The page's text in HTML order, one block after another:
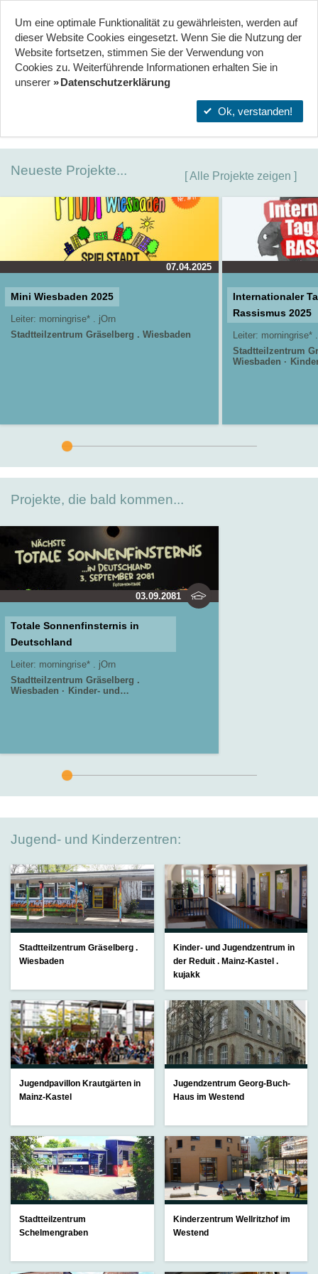
Start Projekte Orte
WILLKOMMEN BEI WIANDYOU.DE
Entdecke hier die vielfältigen, aktuellen Angebote der
Neueste Projekte... Alle Projekte zeigen
07.04.2025
Mini Wiesbaden 2025
Leiter: morningrise* . jOrn
Stadtteilzentrum Gräselberg . Wiesbaden
Internationaler
Rassismus 2025
Leiter: morningrise*
Stadtteilzentrum
Wiesbaden
Projekte, die bald kommen...
03.09.2081
Totale Sonnenfinsternis in
Deutschland
Leiter: morningrise* . jOrn
Stadtteilzentrum Gräselberg .
Wiesbaden
Kinder- und
Jugend- und Kinderzentren:
Stadtteilzentrum Gräselberg .
Wiesbaden
Kinder- und Jugendzentrum in
der Reduit . Mainz-Kastel .
kujakk
Jugendpavillon Krautgärten in
Mainz-Kastel
Jugendzentrum Georg-Buch-
Haus im Westend
Stadtteilzentrum
Schelmengraben
Kinderzentrum Wellritzhof im
Westend
Um eine optimale Funktionalität zu gewährleisten, werden auf
dieser Website Cookies eingesetzt. Wenn Sie die Nutzung der
Website fort­setzen, stimmen Sie der Verwendung von
Cookies zu. Weiterführende Informationen erhalten Sie in
unserer
Datenschutzerklärung
Ok, verstanden!